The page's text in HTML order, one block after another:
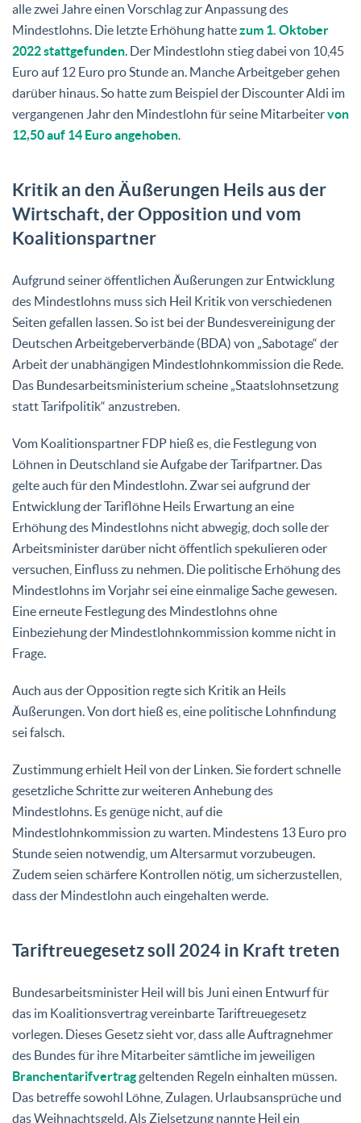
alle zwei Jahre einen Vorschlag zur Anpassung des
Mindestlohns. Die letzte Erhöhung hattezum 1. Oktober
2022 stattgefunden. Der Mindestlohn stieg dabei von 10,45
Euro auf 12 Euro pro Stunde an. Manche Arbeitgeber gehen
darüber hinaus. So hatte zum Beispiel der Discounter Aldi im
vergangenen Jahr den Mindestlohn für seine Mitarbeitervon
12,50 auf 14 Euro angehoben.
Kritik an den Äußerungen Heils aus der
Wirtschaft, der Opposition und vom
Koalitionspartner
Aufgrund seiner öffentlichen Äußerungen zur Entwicklung
des Mindestlohns muss sich Heil Kritik von verschiedenen
Seiten gefallen lassen. So ist bei der Bundesvereinigung der
Deutschen Arbeitgeberverbände (BDA) von „Sabotage“ der
Arbeit der unabhängigen Mindestlohnkommission die Rede.
Das Bundesarbeitsministerium scheine „Staatslohnsetzung
statt Tarifpolitik“ anzustreben.
Vom Koalitionspartner FDP hieß es, die Festlegung von
Löhnen in Deutschland sie Aufgabe der Tarifpartner. Das
gelte auch für den Mindestlohn. Zwar sei aufgrund der
Entwicklung der Tariflöhne Heils Erwartung an eine
Erhöhung des Mindestlohns nicht abwegig, doch solle der
Arbeitsminister darüber nicht öffentlich spekulieren oder
versuchen, Einfluss zu nehmen. Die politische Erhöhung des
Mindestlohns im Vorjahr sei eine einmalige Sache gewesen.
Eine erneute Festlegung des Mindestlohns ohne
Einbeziehung der Mindestlohnkommission komme nicht in
Frage.
Auch aus der Opposition regte sich Kritik an Heils
Äußerungen. Von dort hieß es, eine politische Lohnfindung
sei falsch.
Zustimmung erhielt Heil von der Linken. Sie fordert schnelle
gesetzliche Schritte zur weiteren Anhebung des
Mindestlohns. Es genüge nicht, auf die
Mindestlohnkommission zu warten. Mindestens 13 Euro pro
Stunde seien notwendig, um Altersarmut vorzubeugen.
Zudem seien schärfere Kontrollen nötig, um sicherzustellen,
dass der Mindestlohn auch eingehalten werde.
Tariftreuegesetz soll 2024 in Kraft treten
Bundesarbeitsminister Heil will bis Juni einen Entwurf für
das im Koalitionsvertrag vereinbarte Tariftreuegesetz
vorlegen. Dieses Gesetz sieht vor, dass alle Auftragnehmer
des Bundes für ihre Mitarbeiter sämtliche im jeweiligen
Branchentarifvertraggeltenden Regeln einhalten müssen.
Das betreffe sowohl Löhne, Zulagen. Urlaubsansprüche und
das Weihnachtsgeld. Als Zielsetzung nannte Heil ein